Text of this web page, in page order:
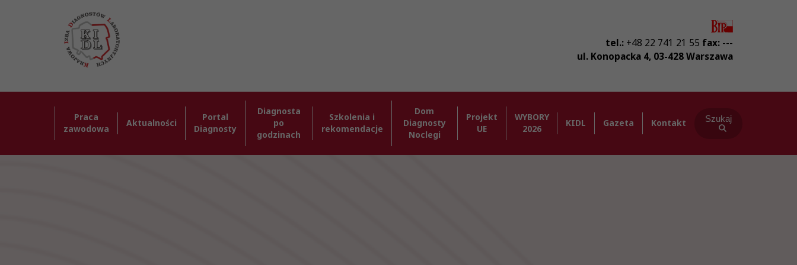
tel.: +48 22 741 21 55 fax: ---
ul. Konopacka 4, 03-428Warszawa
Praca
zawodowa
Aktualności
Portal
Diagnosty
Diagnosta
po
godzinach
Szkolenia i
rekomendacje
Dom
Diagnosty
Noclegi
Projekt
UE
WYBORY
2026
KIDL Gazeta Kontakt Szukaj